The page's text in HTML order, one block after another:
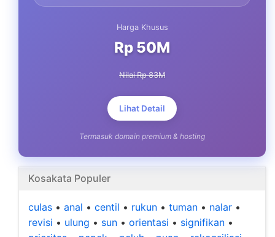
Harga Khusus
Rp 50M
Nilai Rp 83M
Lihat Detail
Termasuk domain premium & hosting
Kosakata Populer
culas • anal • centil • rukun • tuman • nalar •
revisi • ulung • sun • orientasi • signifikan •